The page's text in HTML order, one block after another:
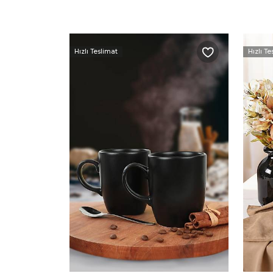
Hızlı Teslimat Hızlı